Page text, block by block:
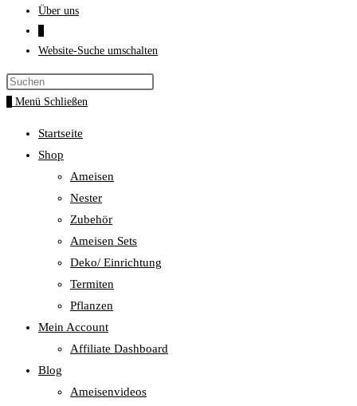
Über uns
Website-Suche umschalten
Menü Schließen
Startseite
Shop
Ameisen
Nester
Zubehör
Ameisen Sets
Deko/ Einrichtung
Termiten
Pflanzen
Mein Account
Affiliate Dashboard
Blog
Ameisenvideos